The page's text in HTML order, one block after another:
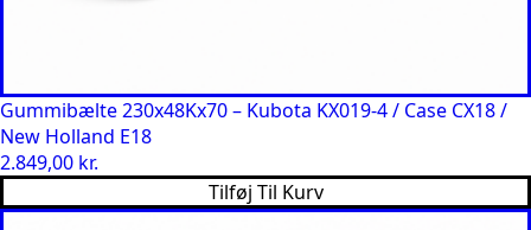
Gummibælte 230x48Kx70 – Kubota KX019-4 / Case CX18 /
New Holland E18
2.849,00 kr.
Tilføj Til Kurv